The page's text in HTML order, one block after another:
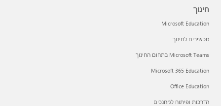
חינוך
Microsoft Education
מכשירים לחינוך
Microsoft Teams בתחום החינוך
Microsoft 365 Education
Office Education
הדרכות ופיתוח למחנכים